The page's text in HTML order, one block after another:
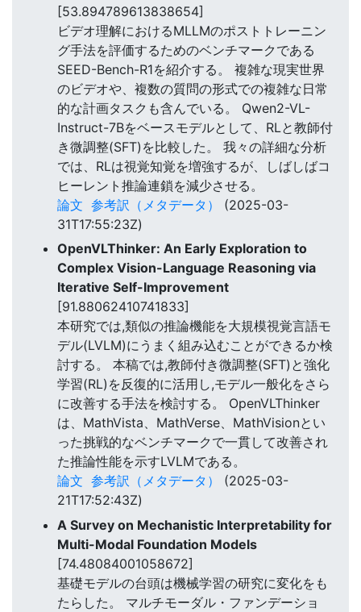
[53.894789613838654]
ビデオ理解におけるMLLMのポストトレーニン
グ手法を評価するためのベンチマークである
SEED-Bench-R1を紹介する。 複雑な現実世界
のビデオや、複数の質問の形式での複雑な日常
的な計画タスクも含んでいる。 Qwen2-VL-
Instruct-7Bをベースモデルとして、RLと教師付
き微調整(SFT)を比較した。 我々の詳細な分析
では、RLは視覚知覚を増強するが、しばしばコ
ヒーレント推論連鎖を減少させる。
論文 参考訳（メタデータ）
(2025-03-
31T17:55:23Z)
OpenVLThinker: An Early Exploration to
Complex Vision-Language Reasoning via
Iterative Self-Improvement
[91.88062410741833]
本研究では,類似の推論機能を大規模視覚言語モ
デル(LVLM)にうまく組み込むことができるか検
討する。 本稿では,教師付き微調整(SFT)と強化
学習(RL)を反復的に活用し,モデル一般化をさら
に改善する手法を検討する。 OpenVLThinker
は、MathVista、MathVerse、MathVisionとい
った挑戦的なベンチマークで一貫して改善され
た推論性能を示すLVLMである。
論文 参考訳（メタデータ）
(2025-03-
21T17:52:43Z)
A Survey on Mechanistic Interpretability for
Multi-Modal Foundation Models
[74.48084001058672]
基礎モデルの台頭は機械学習の研究に変化をも
たらした。 マルチモーダル・ファンデーショ